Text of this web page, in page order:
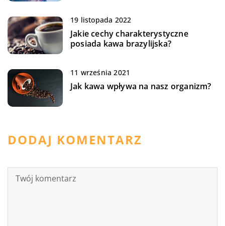
19 listopada 2022
Jakie cechy charakterystyczne
posiada kawa brazylijska?
11 września 2021
Jak kawa wpływa na nasz organizm?
DODAJ KOMENTARZ